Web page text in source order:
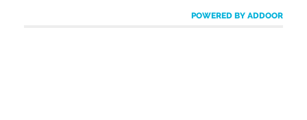
POWERED BY ADDOOR